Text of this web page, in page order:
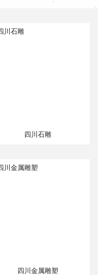
四川石雕
四川金属雕塑